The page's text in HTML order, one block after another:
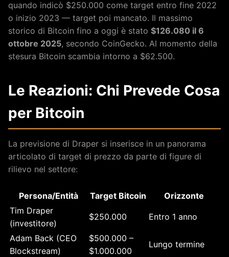
quando indicò $250.000 come target entro fine 2022
o inizio 2023 — target poi mancato. Il massimo
storico di Bitcoin fino a oggi è stato $126.080 il 6
ottobre 2025, secondo CoinGecko. Al momento della
stesura Bitcoin scambia intorno a $62.500.
Le Reazioni: Chi Prevede Cosa
per Bitcoin
La previsione di Draper si inserisce in un panorama
articolato di target di prezzo da parte di figure di
rilievo nel settore:
Persona/Entità Target Bitcoin
Orizzonte
Tim Draper
(investitore)
$250.000 Entro 1 anno
Adam Back (CEO
Blockstream)
$500.000 –
$1.000.000
Lungo termine